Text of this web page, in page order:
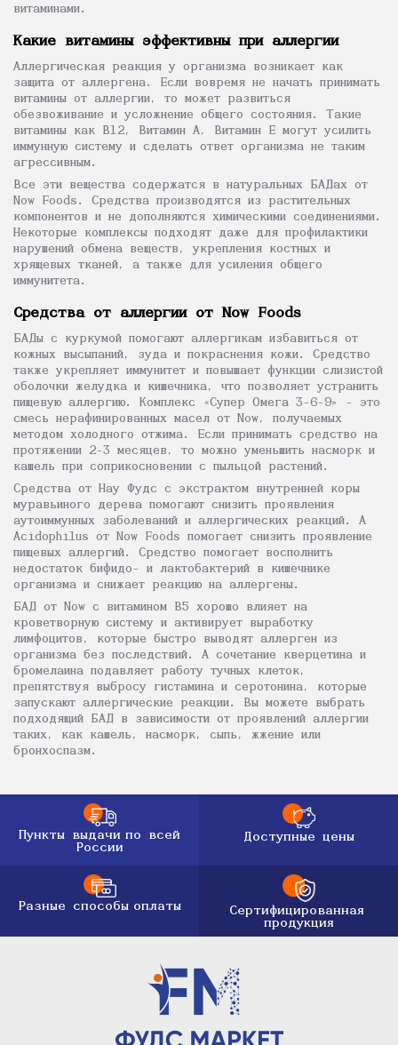
витаминами.
Какие витамины эффективны при аллергии
Аллергическая реакция у организма возникает как
защита от аллергена. Если вовремя не начать принимать
витамины от аллергии, то может развиться
обезвоживание и усложнение общего состояния. Такие
витамины как В12, Витамин А, Витамин Е могут усилить
иммунную систему и сделать ответ организма не таким
агрессивным.
Все эти вещества содержатся в натуральных БАДах от
Now Foods. Средства производятся из растительных
компонентов и не дополняются химическими соединениями.
Некоторые комплексы подходят даже для профилактики
нарушений обмена веществ, укрепления костных и
хрящевых тканей, а также для усиления общего
иммунитета.
Средства от аллергии от Now Foods
БАДы с куркумой помогают аллергикам избавиться от
кожных высыпаний, зуда и покраснения кожи. Средство
также укрепляет иммунитет и повышает функции слизистой
оболочки желудка и кишечника, что позволяет устранить
пищевую аллергию. Комплекс «Супер Омега 3-6-9» - это
смесь нерафинированных масел от Now, получаемых
методом холодного отжима. Если принимать средство на
протяжении 2-3 месяцев, то можно уменьшить насморк и
кашель при соприкосновении с пыльцой растений.
Средства от Нау Фудс с экстрактом внутренней коры
муравьиного дерева помогают снизить проявления
аутоиммунных заболеваний и аллергических реакций. А
Acidophilus от Now Foods помогает снизить проявление
пищевых аллергий. Средство помогает восполнить
недостаток бифидо- и лактобактерий в кишечнике
организма и снижает реакцию на аллергены.
БАД от Now с витамином В5 хорошо влияет на
кроветворную систему и активирует выработку
лимфоцитов, которые быстро выводят аллерген из
организма без последствий. А сочетание кверцетина и
бромелаина подавляет работу тучных клеток,
препятствуя выбросу гистамина и серотонина, которые
запускают аллергические реакции. Вы можете выбрать
подходящий БАД в зависимости от проявлений аллергии
таких, как кашель, насморк, сыпь, жжение или
бронхоспазм.
Пункты выдачи по всей
России
Доступные цены
Разные способы оплаты
Сертифицированная
продукция